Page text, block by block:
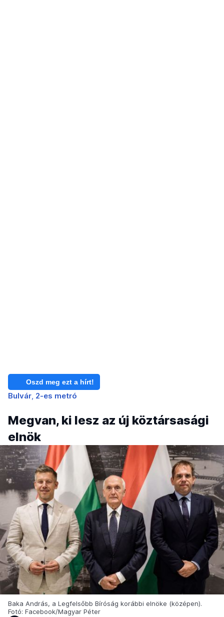
Oszd meg ezt a hírt!
Bulvár 2-es metró
Megvan, ki lesz az új köztársasági
elnök
Baka András, a Legfelsőbb Bíróság korábbi elnöke (középen).
Fotó: Facebook/Magyar Péter